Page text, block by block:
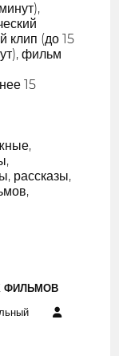
клип (до 15
фильм
15
рассказы,
ФИЛЬМОВ